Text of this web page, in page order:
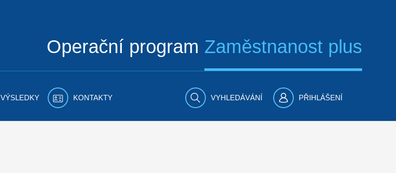
Operační program Zaměstnanost plus
VÝSLEDKY KONTAKTY VYHLEDÁVÁNÍ PŘIHLÁŠENÍ